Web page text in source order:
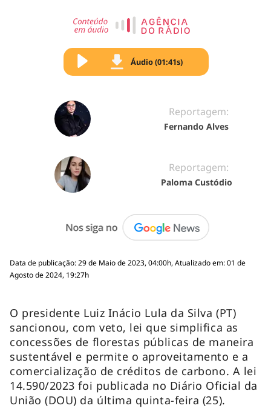
Áudio (01:41s)
Reportagem:
Fernando Alves
Reportagem:
Paloma Custódio
Data de publicação: 29 de Maio de 2023, 04:00h, Atualizado em: 01 de
Agosto de 2024, 19:27h
O presidente Luiz Inácio Lula da Silva (PT)
sancionou, com veto, lei que simplifica as
concessões de florestas públicas de maneira
sustentável e permite o aproveitamento e a
comercialização de créditos de carbono. A lei
14.590/2023 foi publicada no Diário Oficial da
União (DOU) da última quinta-feira (25).